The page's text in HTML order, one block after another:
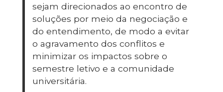
sejam direcionados ao encontro de
soluções por meio da negociação e
do entendimento, de modo a evitar
o agravamento dos conflitos e
minimizar os impactos sobre o
semestre letivo e a comunidade
universitária.